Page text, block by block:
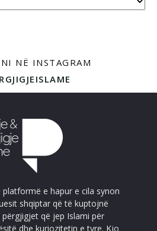
NË INSTAGRAM
e hapur e cila synon
shqiptar që të kuptojnë
që jep Islami për
dhe kuriozitetin e tyre. Kjo